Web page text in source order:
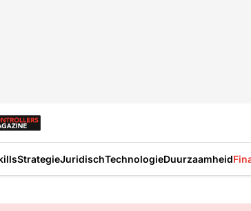
StrategieJuridischTechnologieDuurzaamheid